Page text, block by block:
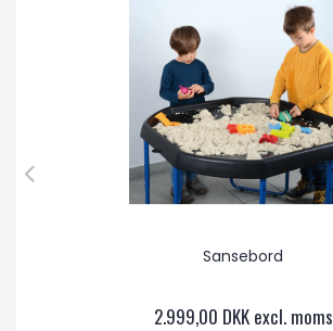
Sansebord
2.999,00 DKK excl. moms